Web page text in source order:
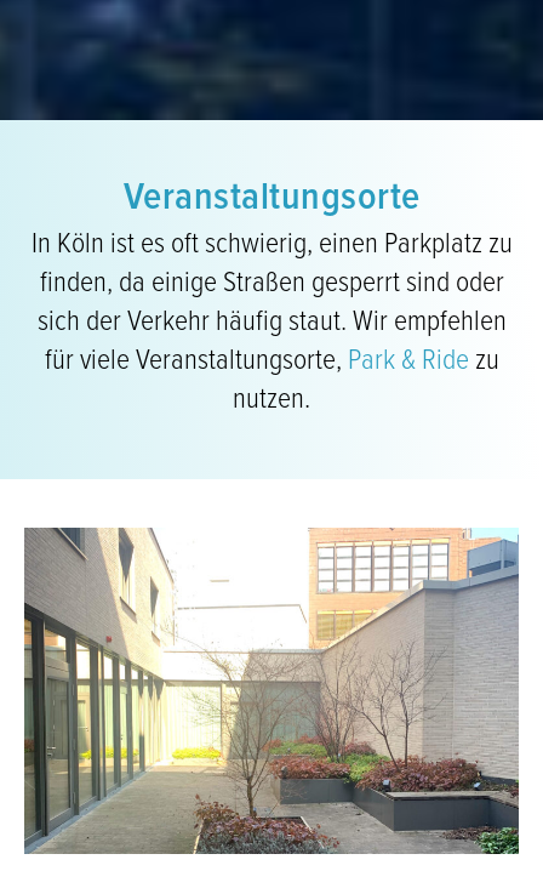
Veranstaltungsorte
In Köln ist es oft schwierig, einen Parkplatz zu
finden, da einige Straßen gesperrt sind oder
sich der Verkehr häufig staut. Wir empfehlen
für viele Veranstaltungsorte, Park & Ride zu
nutzen.